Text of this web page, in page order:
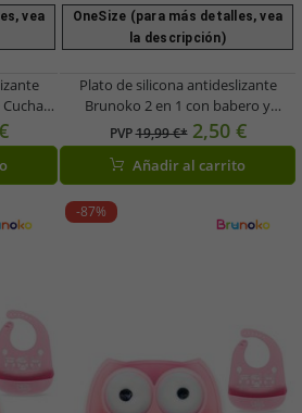
vea
de
menta
OneSize (para más detalles, vea
la descripción)
Plato de silicona antideslizante
Brunoko 2 en 1 con babero y
bandeja recolectora, sin BPA, rosa o
verde menta
PVP19,99 €* 2,50 €
Añadir al carrito
-87%